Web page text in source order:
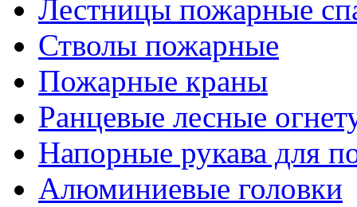
Лестницы пожарные
Стволы пожарные
Пожарные краны
Ранцевые лесные
Напорные рукава для
Алюминиевые головки